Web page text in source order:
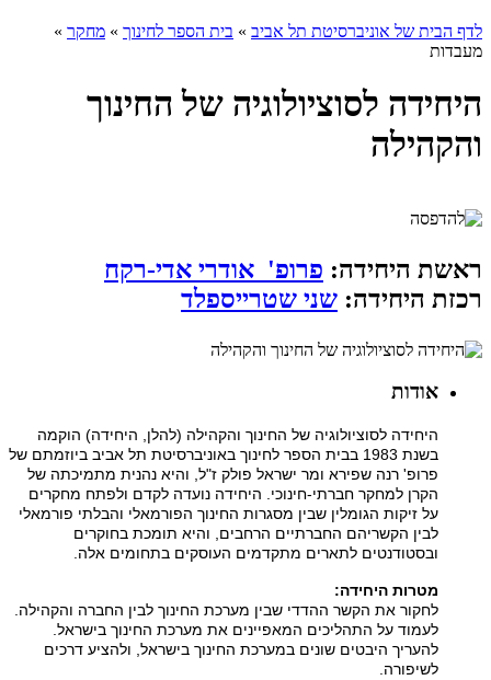
לדף הבית של אוניברסיטת תל אביב » בית הספר לחינוך » מחקר »
מעבדות
היחידה לסוציולוגיה של החינוך
והקהילה
ראשת היחידה: פרופ' אודרי אדי-רקח
רכזת היחידה: שני שטרייספלד
אודות
היחידה לסוציולוגיה של החינוך והקהילה (להלן, היחידה) הוקמה
בשנת 1983 בבית הספר לחינוך באוניברסיטת תל אביב ביוזמתם של
פרופ' רנה שפירא ומר ישראל פולק ז"ל, והיא נהנית מתמיכתה של
הקרן למחקר חברתי-חינוכי. היחידה נועדה לקדם ולפתח מחקרים
על זיקות הגומלין שבין מסגרות החינוך הפורמאלי והבלתי פורמאלי
לבין הקשריהם החברתיים הרחבים, והיא תומכת בחוקרים
ובסטודנטים לתארים מתקדמים העוסקים בתחומים אלה.
מטרות היחידה:
לחקור את הקשר ההדדי שבין מערכת החינוך לבין החברה והקהילה.
לעמוד על התהליכים המאפיינים את מערכת החינוך בישראל.
להעריך היבטים שונים במערכת החינוך בישראל, ולהציע דרכים
לשיפורה.